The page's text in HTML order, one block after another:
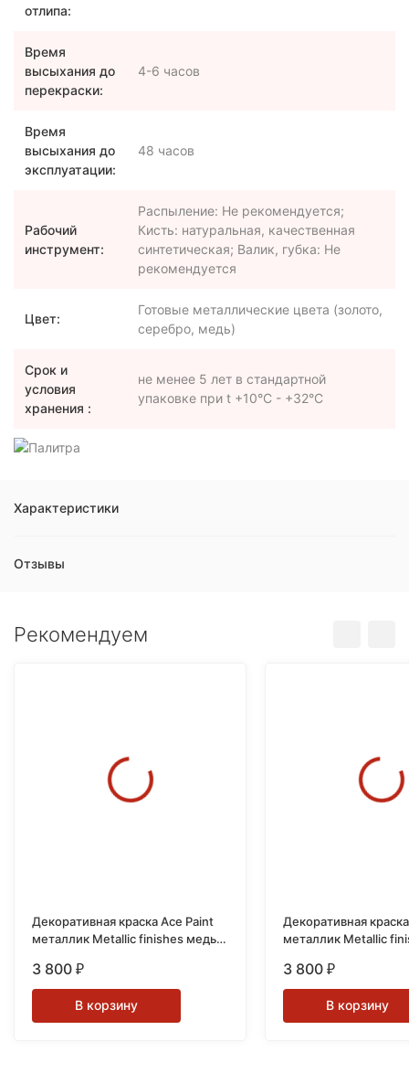
отлипа:
Время
высыхания до
перекраски:
4-6 часов
Время
высыхания до
эксплуатации:
48 часов
Рабочий
инструмент:
Распыление: Не рекомендуется;
Кисть: натуральная, качественная
синтетическая; Валик, губка: Не
рекомендуется
Цвет:
Готовые металлические цвета (золото,
серебро, медь)
Срок и
условия
хранения :
не менее 5 лет в стандартной
упаковке при t +10°C - +32°C
Характеристики
Отзывы
Рекомендуем
Декоративная краска Ace Paint
металлик Metallic finishes медь
3 800 ₽
В корзину
Декоративная
металлик Metallic
(0,24л.)
3 800 ₽
В корзину